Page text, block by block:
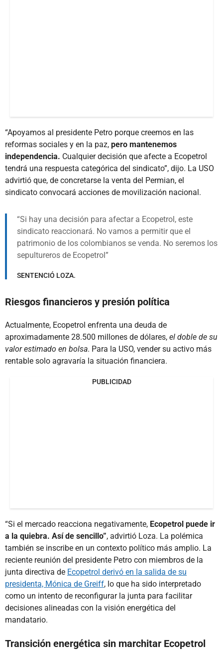
“Apoyamos al presidente Petro porque creemos en las
reformas sociales y en la paz, pero mantenemos
independencia. Cualquier decisión que afecte a Ecopetrol
tendrá una respuesta categórica del sindicato”, dijo. La USO
advirtió que, de concretarse la venta del Permian, el
sindicato convocará acciones de movilización nacional.
Si hay una decisión para afectar a Ecopetrol, este
sindicato reaccionará. No vamos a permitir que el
patrimonio de los colombianos se venda. No seremos los
sepultureros de Ecopetrol
SENTENCIÓ LOZA.
Riesgos financieros y presión política
Actualmente, Ecopetrol enfrenta una deuda de
aproximadamente 28.500 millones de dólares, el doble de su
valor estimado en bolsa. Para la USO, vender su activo más
rentable solo agravaría la situación financiera.
PUBLICIDAD
“Si el mercado reacciona negativamente, Ecopetrol puede ir
a la quiebra. Así de sencillo”, advirtió Loza. La polémica
también se inscribe en un contexto político más amplio. La
reciente reunión del presidente Petro con miembros de la
junta directiva de Ecopetrol derivó en la salida de su
presidenta, Mónica de Greiff, lo que ha sido interpretado
como un intento de reconfigurar la junta para facilitar
decisiones alineadas con la visión energética del
mandatario.
Transición energética sin marchitar Ecopetrol